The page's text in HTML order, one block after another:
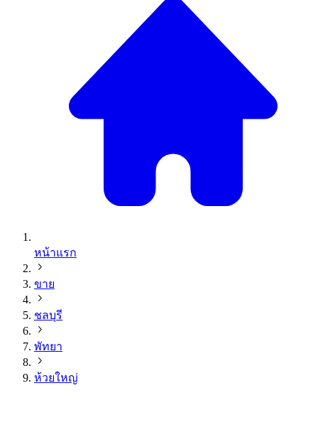
หน้าแรก
ขาย
ชลบุรี
พัทยา
ห้วยใหญ่